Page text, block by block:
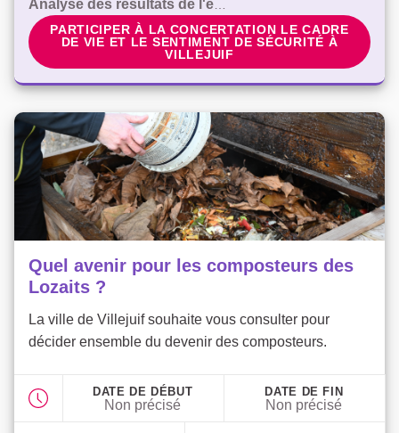
PARTICIPER À LA CONCERTATION LE CADRE DE
PARTICIPER À LA CONCERTATION LE CADRE
DE VIE ET LE SENTIMENT DE SÉCURITÉ À
VILLEJUIF
Quel avenir pour les composteurs des
Lozaits ?
La ville de Villejuif souhaite vous consulter pour
décider ensemble du devenir des composteurs.
DATE DE DÉBUT
Non précisé
DATE DE FIN
Non précisé